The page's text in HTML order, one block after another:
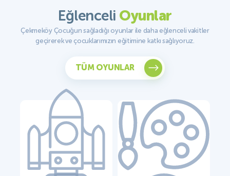
Eğlenceli Oyunlar
Çekmeköy Çocuğun sağladığı oyunlar ile daha eğlenceli vakitler
geçirerek ve çocuklarımızın eğitimine katkı sağlıyoruz.
TÜM OYUNLAR